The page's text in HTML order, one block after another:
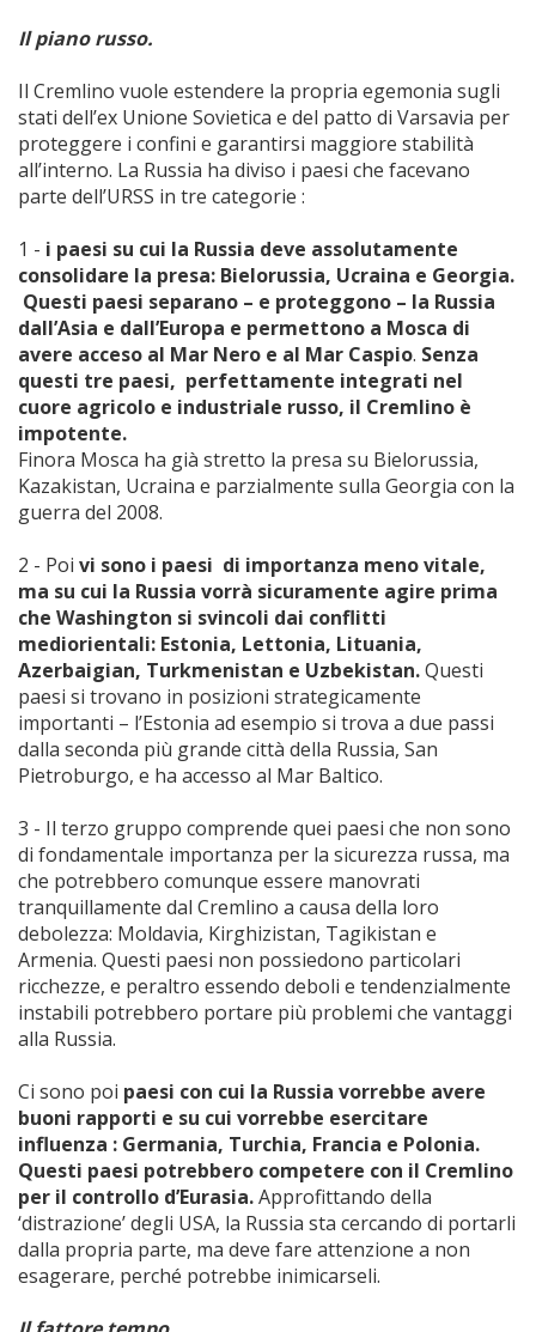
Il piano russo.
Il Cremlino vuole estendere la propria egemonia sugli
stati dell’ex Unione Sovietica e del patto di Varsavia per
proteggere i confini e garantirsi maggiore stabilità
all’interno. La Russia ha diviso i paesi che facevano
parte dell’URSS in tre categorie :
1 - i paesi su cui la Russia deve assolutamente
consolidare la presa: Bielorussia, Ucraina e Georgia.
Questi paesi separano – e proteggono – la Russia
dall’Asia e dall’Europa e permettono a Mosca di
avere acceso al Mar Nero e al Mar Caspio. Senza
questi tre paesi, perfettamente integrati nel
cuore agricolo e industriale russo, il Cremlino è
impotente.
Finora Mosca ha già stretto la presa su Bielorussia,
Kazakistan, Ucraina e parzialmente sulla Georgia con la
guerra del 2008.
2 - Poi vi sono i paesi di importanza meno vitale,
ma su cui la Russia vorrà sicuramente agire prima
che Washington si svincoli dai conflitti
mediorientali: Estonia, Lettonia, Lituania,
Azerbaigian, Turkmenistan e Uzbekistan.Questi
paesi si trovano in posizioni strategicamente
importanti – l’Estonia ad esempio si trova a due passi
dalla seconda più grande città della Russia, San
Pietroburgo, e ha accesso al Mar Baltico.
3 - Il terzo gruppo comprende quei paesi che non sono
di fondamentale importanza per la sicurezza russa, ma
che potrebbero comunque essere manovrati
tranquillamente dal Cremlino a causa della loro
debolezza: Moldavia, Kirghizistan, Tagikistan e
Armenia. Questi paesi non possiedono particolari
ricchezze, e peraltro essendo deboli e tendenzialmente
instabili potrebbero portare più problemi che vantaggi
alla Russia.
Ci sono poi paesi con cui la Russia vorrebbe avere
buoni rapporti e su cui vorrebbe esercitare
influenza : Germania, Turchia, Francia e Polonia.
Questi paesi potrebbero competere con il Cremlino
per il controllo d’Eurasia.Approfittando della
‘distrazione’ degli USA, la Russia sta cercando di portarli
dalla propria parte, ma deve fare attenzione a non
esagerare, perché potrebbe inimicarseli.